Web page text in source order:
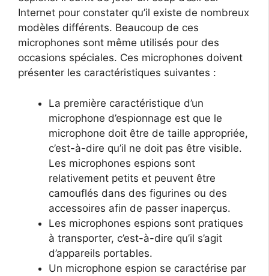
Internet pour constater qu’il existe de nombreux
modèles différents. Beaucoup de ces
microphones sont même utilisés pour des
occasions spéciales. Ces microphones doivent
présenter les caractéristiques suivantes :
La première caractéristique d’un
microphone d’espionnage est que le
microphone doit être de taille appropriée,
c’est-à-dire qu’il ne doit pas être visible.
Les microphones espions sont
relativement petits et peuvent être
camouflés dans des figurines ou des
accessoires afin de passer inaperçus.
Les microphones espions sont pratiques
à transporter, c’est-à-dire qu’il s’agit
d’appareils portables.
Un microphone espion se caractérise par